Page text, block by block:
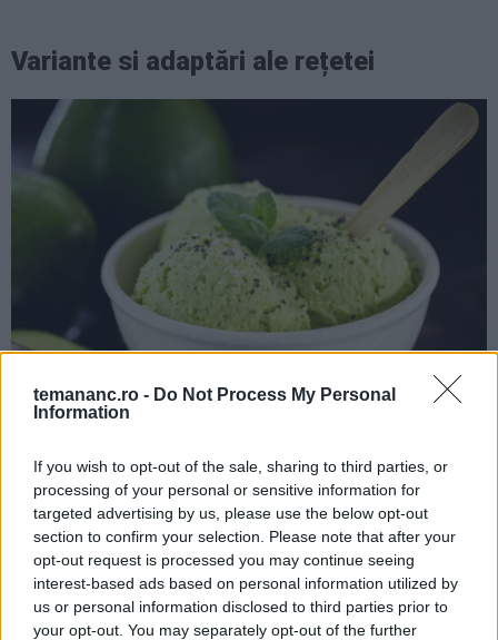
temananc.ro - Do Not Process My Personal
Information
If you wish to opt-out of the sale, sharing to third parties, or
processing of your personal or sensitive information for
targeted advertising by us, please use the below opt-out
section to confirm your selection. Please note that after your
opt-out request is processed you may continue seeing
interest-based ads based on personal information utilized by
us or personal information disclosed to third parties prior to
your opt-out. You may separately opt-out of the further
Variante si adaptări ale rețetei
fructe proaspete sau siropuri aromate pentru a-i adăuga un plus
de savoare și textură.
Nu vă place menta? Nu o folosiți!
Vreți să o transformați într-o înghețată cu mentă
și ciocolată? Dublați cantitatea de frunze de